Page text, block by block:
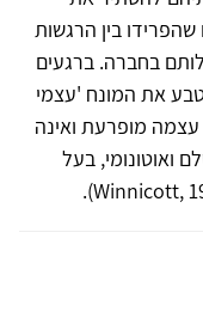
בין הרגשות
בחברה. ברגעים
את המונח 'עצמי
עצמה מופרעת ואינה
בעל